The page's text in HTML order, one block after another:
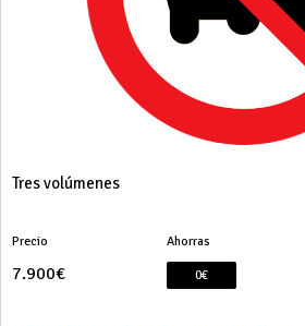
Tres volúmenes
Precio
7.900€
Ahorras
0€